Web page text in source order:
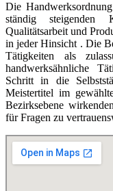
Die
ständig steigenden
Qualitätsarbeit und
in jeder Hinsicht . Die
Tätigkeiten als
handwerksähnliche
Schritt in die
Meistertitel im
Bezirksebene
für Fragen zu